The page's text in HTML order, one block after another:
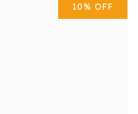
10% OFF